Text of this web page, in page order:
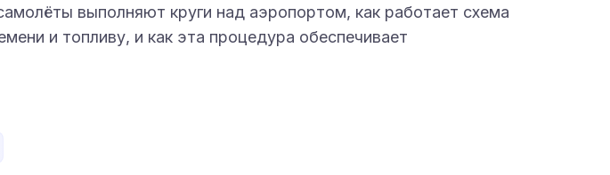
выполняют круги над аэропортом, как работает схема
и топливу, и как эта процедура обеспечивает